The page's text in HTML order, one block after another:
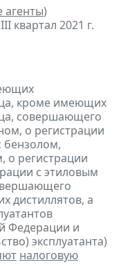
агенты)
квартал 2021 г.
кроме имеющих
совершающего
о регистрации
о регистрации
с этиловым
дистиллятов, а
Федерации и
эксплуатанта)
налоговую